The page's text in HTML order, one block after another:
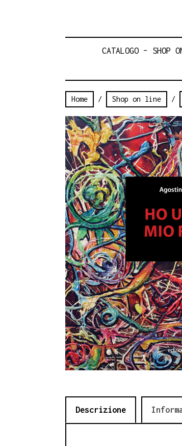
CATALOGO – SHOP
Home / Shop on line /
Descrizione